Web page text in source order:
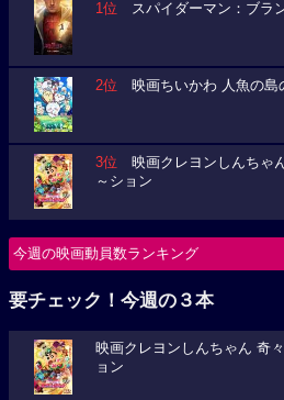
1位 スパイダーマン：ブラ
2位 映画ちいかわ 人魚の島
3位 映画クレヨンしんちゃ
～ション
今週の映画動員数ランキング
要チェック！今週の３本
映画クレヨンしんちゃん 奇
ョン